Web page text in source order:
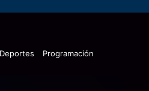
Deportes Programación